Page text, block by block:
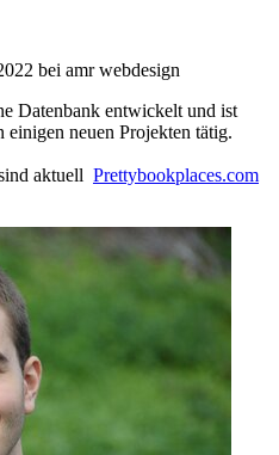
bei amr webdesign
Datenbank entwickelt und ist
neuen Projekten tätig.
aktuell Prettybookplaces.com